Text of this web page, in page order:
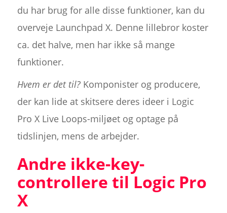
du har brug for alle disse funktioner, kan du
overveje Launchpad X. Denne lillebror koster
ca. det halve, men har ikke så mange
funktioner.
Hvem er det til?Komponister og producere,
der kan lide at skitsere deres ideer i Logic
Pro X Live Loops-miljøet og optage på
tidslinjen, mens de arbejder.
Andre ikke-key-
controllere til Logic Pro
X